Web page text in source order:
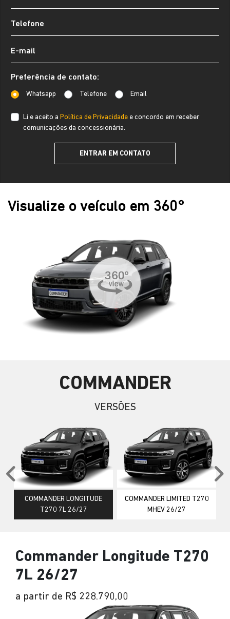
Preferência de contato:
Whatsapp Telefone Email
Li e aceito a Política de Privacidade e concordo em receber
comunicações da concessionária.
ENTRAR EM CONTATO
Visualize o veículo em 360°
COMMANDER
VERSÕES
COMMANDER LONGITUDE
T270 7L 26/27
COMMANDER LIMITED T270
MHEV 26/27
Anterior
Commander Longitude T270
7L 26/27
a partir de R$ 228.790,00